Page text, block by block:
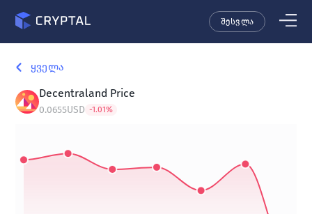
შესვლა
ყველა
Decentraland Price
0.0655USD -1.01%